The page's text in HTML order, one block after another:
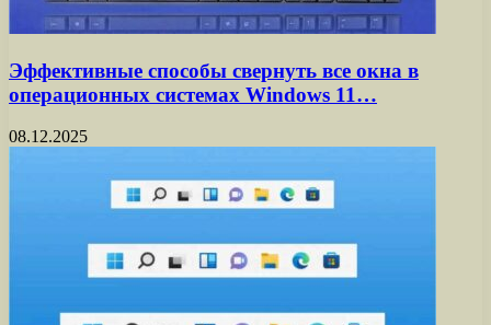
Эффективные способы свернуть все окна в
операционных системах Windows 11…
08.12.2025